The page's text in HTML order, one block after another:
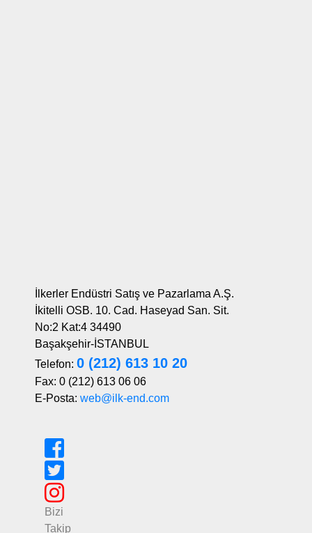
İlkerler Endüstri Satış ve Pazarlama A.Ş.
İkitelli OSB. 10. Cad. Haseyad San. Sit.
No:2 Kat:4 34490
Başakşehir-İSTANBUL
Telefon: 0 (212) 613 10 20
Fax: 0 (212) 613 06 06
E-Posta: web@ilk-end.com
Bizi
Takip